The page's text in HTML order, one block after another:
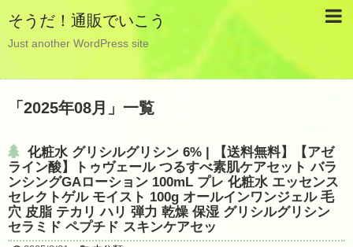
そうだ！通販でいこう
Just another WordPress site
「 2025年08月 」 一覧
化粧水 グリシルグリシン 6% | 【送料無料】【アゼ
ライン酸】トゥヴェール つるすべ素肌ケアセット バラ
ンシングGAローション 100mL プレ 化粧水 エッセンス
セレクトゲル モイスト 100g オールインワンジェル 毛
穴 皮脂 テカリ ハリ 弾力 乾燥 保湿 グリシルグリシン
セラミド ペプチド スキンケアセッ